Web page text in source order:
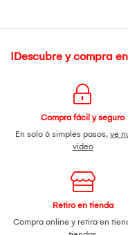
¡Descubre y compra
Compra fácil y seguro
En solo 6 simples pasos, ve
video
Retiro en tienda
Compra online y retira en